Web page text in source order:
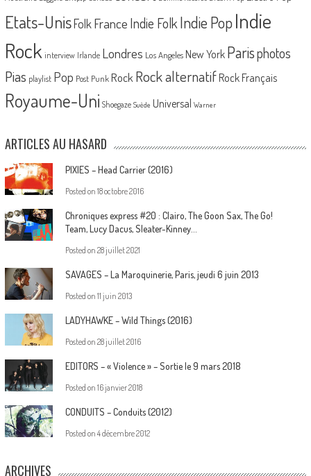
Etats-UnisFolk France Indie Folk Indie PopIndie
Rock interview Irlande Londres Los Angeles New York Parisphotos
Pias playlist Pop Post Punk Rock Rock alternatif Rock Français
Royaume-Uni Shoegaze Suède Universal Warner
ARTICLES AU HASARD
PIXIES – Head Carrier (2016)
Posted on 18 octobre 2016
Chroniques express #20 : Clairo, The Goon Sax, The Go!
Team, Lucy Dacus, Sleater-Kinney…
Posted on 28 juillet 2021
SAVAGES – La Maroquinerie, Paris, jeudi 6 juin 2013
Posted on 11 juin 2013
LADYHAWKE – Wild Things (2016)
Posted on 28 juillet 2016
EDITORS – « Violence » – Sortie le 9 mars 2018
Posted on 16 janvier 2018
CONDUITS – Conduits (2012)
Posted on 4 décembre 2012
ARCHIVES